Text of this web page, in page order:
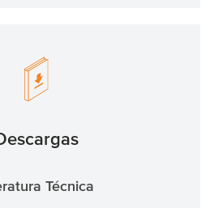
Técnica